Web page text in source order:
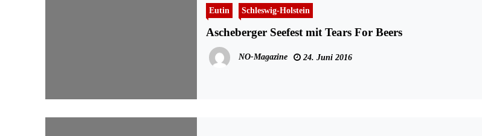
Eutin Schleswig-Holstein
Ascheberger Seefest mit Tears For Beers
NO-Magazine 24. Juni 2016